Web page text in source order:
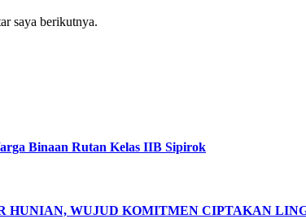
saya berikutnya.
Binaan Rutan Kelas IIB Sipirok
WUJUD KOMITMEN CIPTAKAN